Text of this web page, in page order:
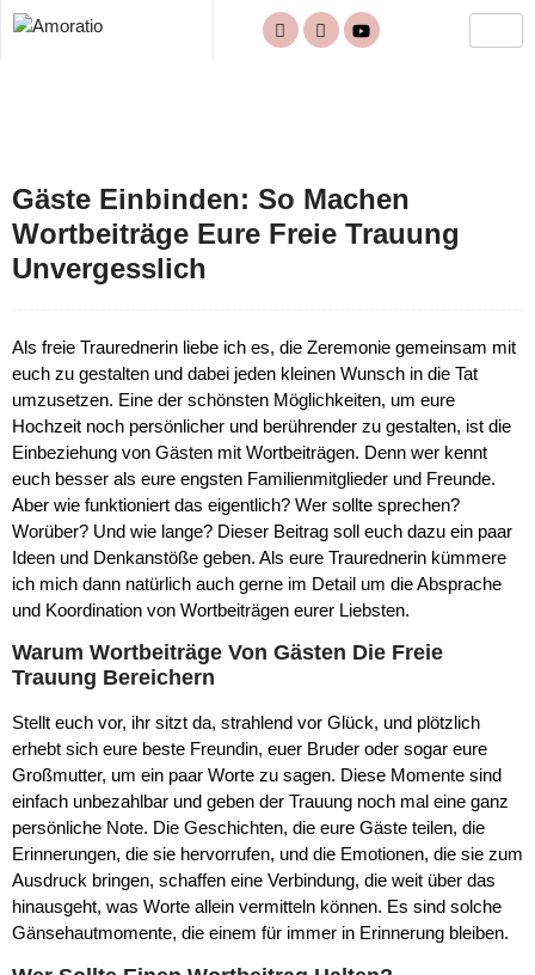
Gäste Einbinden: So Machen
Wortbeiträge Eure Freie Trauung
Unvergesslich
Als freie Traurednerin liebe ich es, die Zeremonie gemeinsam mit
euch zu gestalten und dabei jeden kleinen Wunsch in die Tat
umzusetzen. Eine der schönsten Möglichkeiten, um eure
Hochzeit noch persönlicher und berührender zu gestalten, ist die
Einbeziehung von Gästen mit Wortbeiträgen. Denn wer kennt
euch besser als eure engsten Familienmitglieder und Freunde.
Aber wie funktioniert das eigentlich? Wer sollte sprechen?
Worüber? Und wie lange? Dieser Beitrag soll euch dazu ein paar
Ideen und Denkanstöße geben. Als eure Traurednerin kümmere
ich mich dann natürlich auch gerne im Detail um die Absprache
und Koordination von Wortbeiträgen eurer Liebsten.
Warum Wortbeiträge Von Gästen Die Freie
Trauung Bereichern
Stellt euch vor, ihr sitzt da, strahlend vor Glück, und plötzlich
erhebt sich eure beste Freundin, euer Bruder oder sogar eure
Großmutter, um ein paar Worte zu sagen. Diese Momente sind
einfach unbezahlbar und geben der Trauung noch mal eine ganz
persönliche Note. Die Geschichten, die eure Gäste teilen, die
Erinnerungen, die sie hervorrufen, und die Emotionen, die sie zum
Ausdruck bringen, schaffen eine Verbindung, die weit über das
hinausgeht, was Worte allein vermitteln können. Es sind solche
Gänsehautmomente, die einem für immer in Erinnerung bleiben.